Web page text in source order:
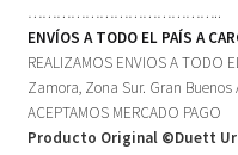
…………………………………..
ENVÍOS A TODO EL PAÍS A
REALIZAMOS ENVIOS A TODO
Zamora, Zona Sur. Gran Buenos
ACEPTAMOS MERCADO PAGO
Producto Original ©Duett